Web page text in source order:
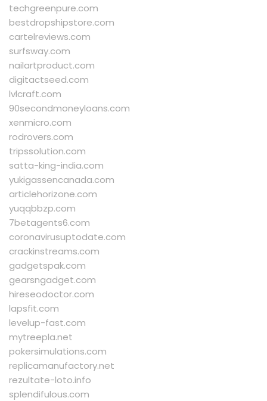
techgreenpure.com
bestdropshipstore.com
cartelreviews.com
surfsway.com
nailartproduct.com
digitactseed.com
lvlcraft.com
90secondmoneyloans.com
xenmicro.com
rodrovers.com
tripssolution.com
satta-king-india.com
yukigassencanada.com
articlehorizone.com
yuqqbbzp.com
7betagents6.com
coronavirusuptodate.com
crackinstreams.com
gadgetspak.com
gearsngadget.com
hireseodoctor.com
lapsfit.com
levelup-fast.com
mytreepla.net
pokersimulations.com
replicamanufactory.net
rezultate-loto.info
splendifulous.com